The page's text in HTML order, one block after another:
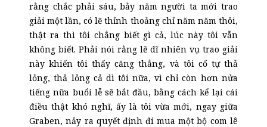
rằng chắc phải sáu, bảy năm người ta mới trao
giải một lần, có lẽ thỉnh thoảng chỉ năm năm thôi,
thật ra thì tôi chẳng biết gì cả, lúc này tôi vẫn
không biết. Phải nói rằng lẽ dĩ nhiên vụ trao giải
này khiến tôi thấy căng thẳng, và tôi cố tự thả
lỏng, thả lỏng cả dì tôi nữa, vì chỉ còn hơn nửa
tiếng nữa buổi lễ sẽ bắt đầu, bằng cách kể lại cái
điều thật khó nghĩ, ấy là tôi vừa mới, ngay giữa
Graben, nảy ra quyết định đi mua một bộ com lê